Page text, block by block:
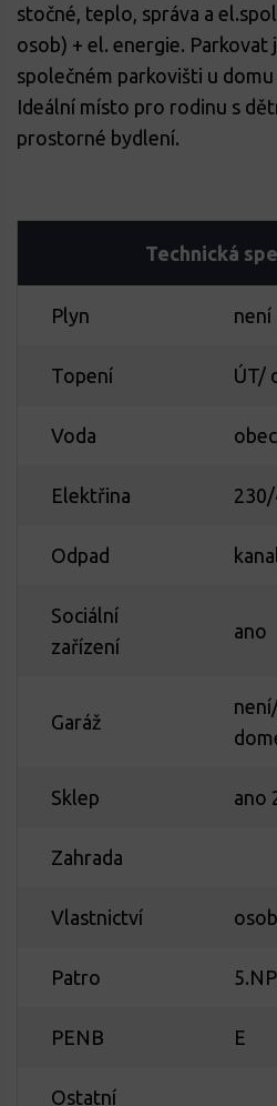
stočné, teplo, správa a
osob) + el. energie. Parkovat
společném parkovišti u
Ideální místo pro rodinu s
prostorné bydlení.
Technická
Plyn není
Topení ÚT/
Voda
Elektřina
Odpad
Sociální
zařízení
ano
Garáž
Sklep ano
Zahrada
Vlastnictví
Patro 5.NP
PENB E
Ostatní